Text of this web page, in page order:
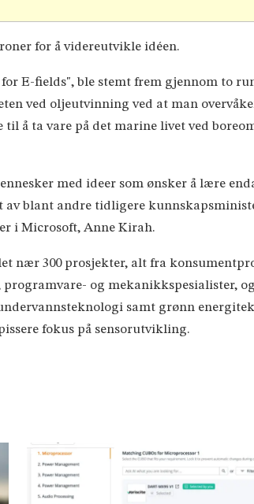
for å videreutvikle idéen.
E-fields", ble stemt frem gjennom to
ved oljeutvinning ved at man
å ta vare på det marine livet ved
med ideer som ønsker å lære
blant andre tidligere
i Microsoft, Anne Kirah.
nær 300 prosjekter, alt fra
og mekanikkspesialister,
samt grønn
fokus på sensorutvikling.